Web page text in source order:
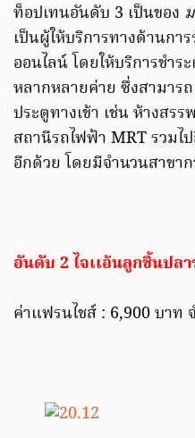
ท็อปเทนอันดับ 3 เป็นของ
เป็นผู้ให้บริการทางด้านกา
ออนไลน์ โดยให้บริการชำ
หลากหลายค่าย ซึ่งสามาร
ประตูทางเข้า เช่น ห้างสร
สถานีรถไฟฟ้า MRT รวมไ
อีกด้วย โดยมีจำนวนสาขา
อันดับ 2 ไจเเอ้นลูกชิ้นปลา
ค่าแฟรนไชส์ : 6,900 บาท